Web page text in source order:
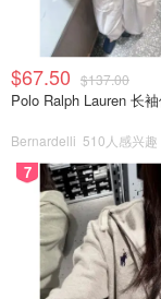
$67.50 $137.00
Polo Ralph Lauren 长
Bernardelli 510人感兴趣
7